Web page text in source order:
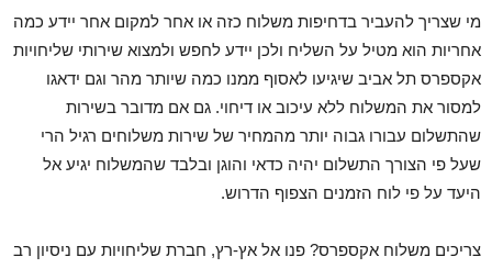
מי שצריך להעביר בדחיפות משלוח כזה או אחר למקום אחר יידע כמה
אחריות הוא מטיל על השליח ולכן יידע לחפש ולמצוא שירותי שליחויות
אקספרס תל אביב שיגיעו לאסוף ממנו כמה שיותר מהר וגם ידאגו
למסור את המשלוח ללא עיכוב או דיחוי. גם אם מדובר בשירות
שהתשלום עבורו גבוה יותר מהמחיר של שירות משלוחים רגיל הרי
שעל פי הצורך התשלום יהיה כדאי והוגן ובלבד שהמשלוח יגיע אל
היעד על פי לוח הזמנים הצפוף הדרוש.
צריכים משלוח אקספרס? פנו אל אץ-רץ, חברת שליחויות עם ניסיון רב